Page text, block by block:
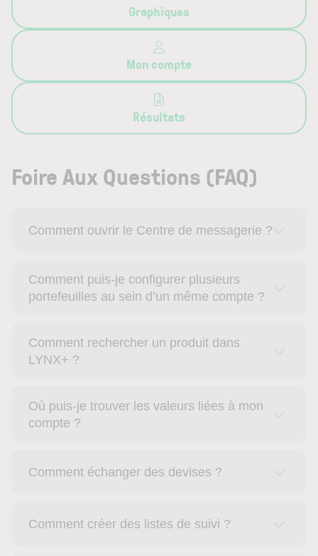
Graphiques
Mon compte
Résultats
Foire Aux Questions (FAQ)
Comment ouvrir le Centre de messagerie ?
Comment puis-je configurer plusieurs
portefeuilles au sein d’un même compte ?
Comment rechercher un produit dans
LYNX+ ?
Où puis-je trouver les valeurs liées à mon
compte ?
Comment échanger des devises ?
Comment créer des listes de suivi ?